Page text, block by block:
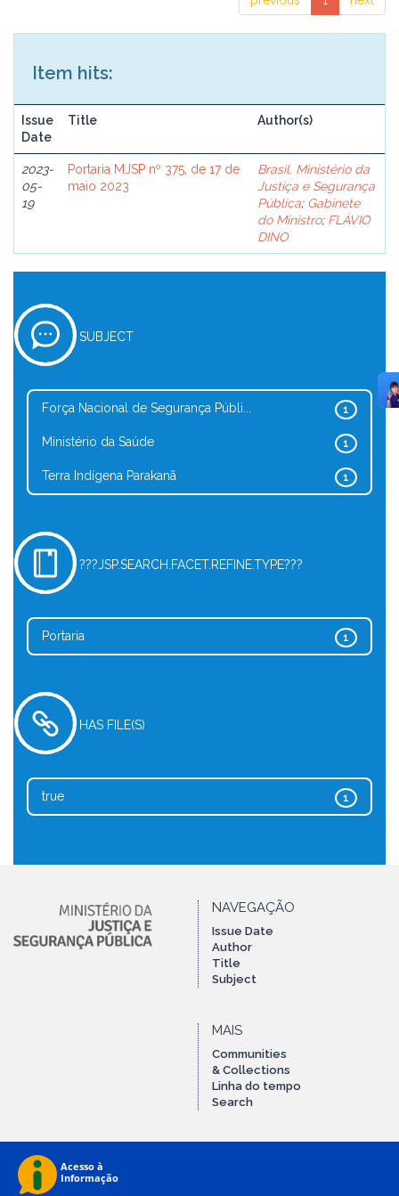
Item hits:
Issue
Date
Title Author(s)
2023-
05-
19
Portaria MJSP nº 375, de 17 de
maio 2023
Brasil. Ministério da
Justiça e Segurança
Pública; Gabinete
do Ministro; FLÁVIO
DINO
SUBJECT
1
Força Nacional de Segurança Públi...
1
Ministério da Saúde
1
Terra Indígena Parakanã
???JSP.SEARCH.FACET.REFINE.TYPE???
1
Portaria
HAS FILE(S)
1
true
NAVEGAÇÃO
Issue Date
Author
Title
Subject
MAIS
Communities
& Collections
Linha do tempo
Search